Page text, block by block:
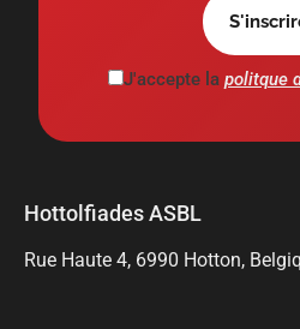
J'accepte la politque
Hottolfiades ASBL
Rue Haute 4, 6990 Hotton,